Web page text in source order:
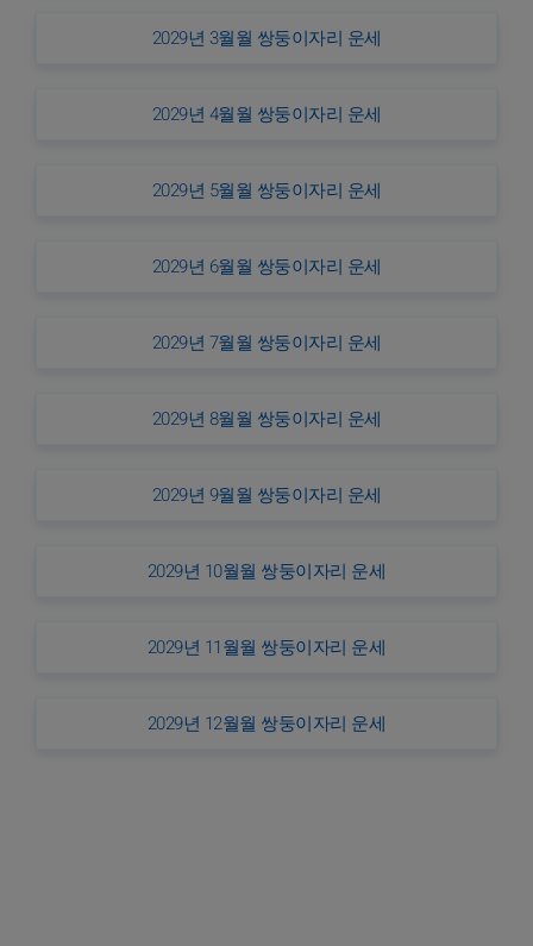
2029년 3월월 쌍둥이자리 운세
2029년 4월월 쌍둥이자리 운세
2029년 5월월 쌍둥이자리 운세
2029년 6월월 쌍둥이자리 운세
2029년 7월월 쌍둥이자리 운세
2029년 8월월 쌍둥이자리 운세
2029년 9월월 쌍둥이자리 운세
2029년 10월월 쌍둥이자리 운세
2029년 11월월 쌍둥이자리 운세
2029년 12월월 쌍둥이자리 운세